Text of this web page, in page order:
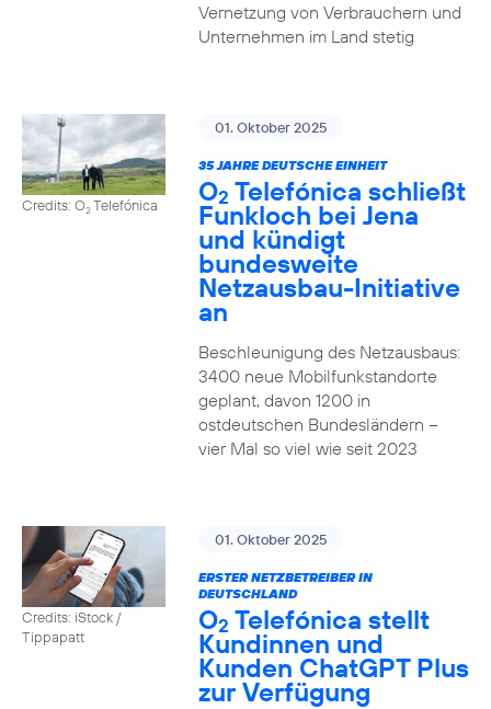
Vernetzung von Verbrauchern und
Unternehmen im Land stetig
Credits: O2Telefónica
01. Oktober 2025
35 JAHRE DEUTSCHE EINHEIT
O2 Telefónica schließt
Funkloch bei Jena
und kündigt
bundesweite
Netzausbau-Initiative
an
Beschleunigung des Netzausbaus:
3400 neue Mobilfunkstandorte
geplant, davon 1200 in
ostdeutschen Bundesländern –
vier Mal so viel wie seit 2023
Credits: iStock /
Tippapatt
01. Oktober 2025
ERSTER NETZBETREIBER IN
DEUTSCHLAND
O2 Telefónica stellt
Kundinnen und
Kunden ChatGPT Plus
zur Verfügung